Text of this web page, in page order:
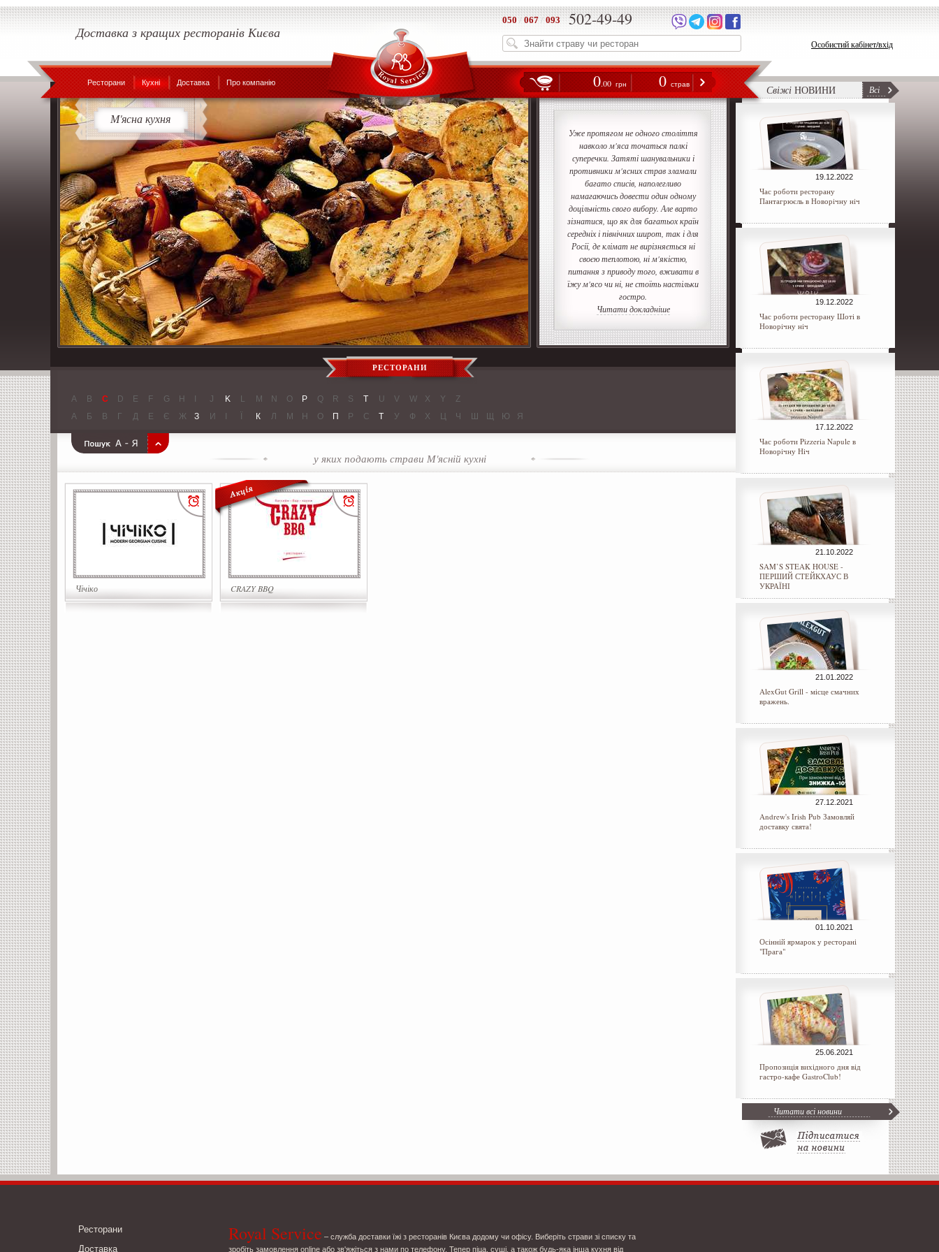
Особистий кабінет/вхід
Доставка з кращих ресторанів Києва
050/ 067 /093 502-49-49
Ресторани Кухні Доставка Про компанію 0.00 грн 0 страв
М'ясна кухня
Уже протягом не одного століття
навколо м'яса точаться палкі
суперечки. Затяті шанувальники і
противники м'ясних страв зламали
багато списів, наполегливо
намагаючись довести один одному
доцільність свого вибору. Але варто
зізнатися, що як для багатьох країн
середніх і північних широт, так і для
Росії, де клімат не вирізняється ні
своєю теплотою, ні м'якістю,
питання з приводу того, вживати в
їжу м'ясо чи ні, не стоїть настільки
гостро.
Читати докладніше
РЕСТОРАНИ
A B C D E F G H J K L M N O P Q R S T U V W X Y
Z
А
Б В Г Д Е Є Ж З И К Л М Н О П Р С Т У Ф Х Ц Ч Ш Щ Ю Я
у яких подають страви М'ясній кухні
Чічіко CRAZY BBQ
Свіжі НОВИНИ Всі
19.12.2022
Час роботи ресторану
Пантагрюєль в Новорічну ніч
19.12.2022
Час роботи ресторану Шоті в
Новорічну ніч
17.12.2022
Час роботи Pizzeria Napule в
Новорічну Ніч
21.10.2022
SAM’S STEAK HOUSE -
ПЕРШИЙ СТЕЙКХАУС В
УКРАЇНІ
21.01.2022
AlexGut Grill - місце смачних
вражень.
27.12.2021
Andrew's Irish Pub Замовляй
доставку свята!
01.10.2021
Осінній ярмарок у ресторані
"Прага"
25.06.2021
Пропозиція вихідного дня від
гастро-кафе GastroClub!
Читати всі новини
Ресторани
Доставка
Royal Service – служба доставки їжі з ресторанів Києва додому чи офісу. Виберіть страви зі списку та
зробіть замовлення online або зв'яжіться з нами по телефону. Тепер піца, суші, а також будь-яка інша кухня від